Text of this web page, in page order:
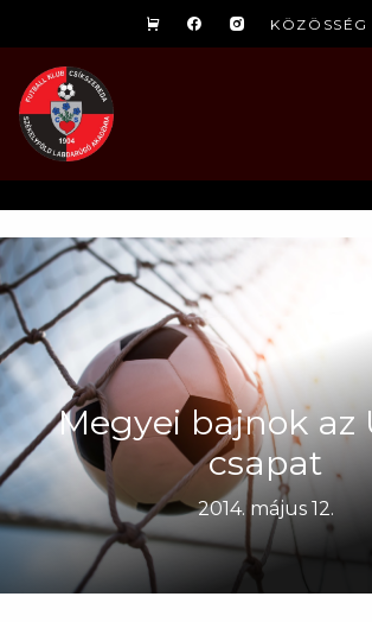
KÖZÖSSÉG
Megyei bajnok az
csapat
2014. május 12.